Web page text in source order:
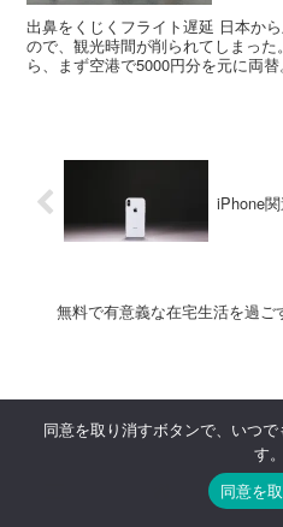
出鼻をくじくフライト遅延 日本か
ので、観光時間が削られてしまっ
ら、まず空港で5000円分を元に両
iPhone
無料で有意義な在宅生活を過ご
検索
同意を取り消すボタンで、いつ
す。
同意を